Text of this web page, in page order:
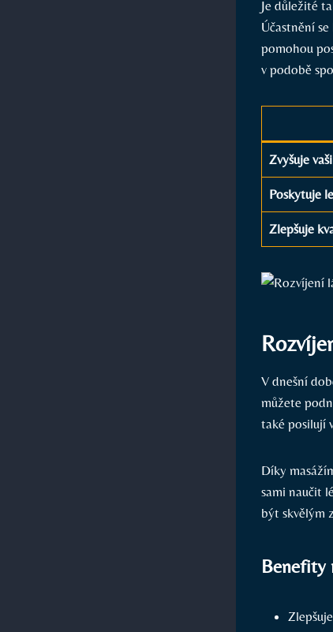
Je důležité
Účastnění
pomohou
v podobě
Zvyšuje
Poskytuje
Zlepšuje
V dnešní
můžete
také posilují
Díky
sami naučit
být skvělým
Benefity